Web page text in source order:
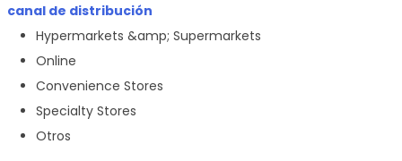
canal de distribución
Hypermarkets &amp; Supermarkets
Online
Convenience Stores
Specialty Stores
Otros